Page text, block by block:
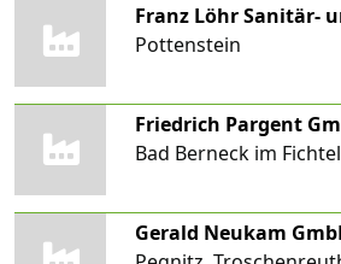
Pottenstein
Friedrich Pargent
Bad Berneck im
Gerald Neukam